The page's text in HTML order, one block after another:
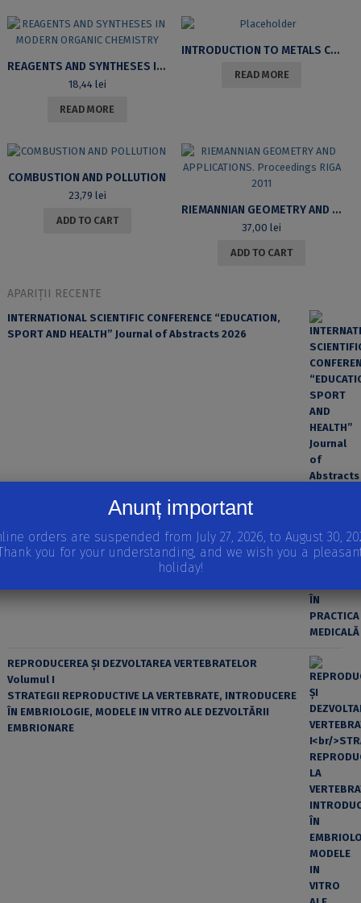
REAGENTS AND SYNTHESES IN MODERN ORGANIC CHEMISTRY
18,44 lei
READ MORE
INTRODUCTION TO METALS CHEMISTRY
READ MORE
COMBUSTION AND POLLUTION
23,79 lei
ADD TO CART
RIEMANNIAN GEOMETRY AND APPLICATIONS. PROCEEDINGS RIGA 2011
37,00 lei
ADD TO CART
APARIȚII RECENTE
INTERNATIONAL SCIENTIFIC CONFERENCE “EDUCATION,
SPORT AND HEALTH” Journal of Abstracts 2026
EROAREA ȘI FACTORUL UMAN ÎN PRACTICA MEDICALĂ
REPRODUCEREA ȘI DEZVOLTAREA VERTEBRATELOR
Volumul I
STRATEGII REPRODUCTIVE LA VERTEBRATE, INTRODUCERE
ÎN EMBRIOLOGIE, MODELE IN VITRO ALE DEZVOLTĂRII
EMBRIONARE
Anunț important
orders are suspended from July 27, 2026, to August 30,
you for your understanding, and we wish you a
holiday!